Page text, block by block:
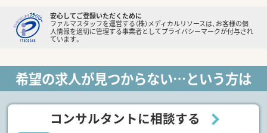
安心してご登録いただくために
ファルマスタッフを運営する（株）メディカルリソースは、お客様の個
人情報を適切に管理する事業者としてプライバシーマークが付与され
ています。
希望の求人が見つからない…という方は
コンサルタントに相談する